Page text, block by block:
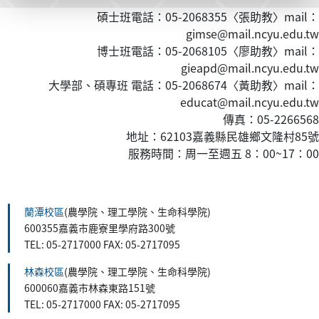
碩士班電話：05-2068355〈張助教〉mail：
gimse@mail.ncyu.edu.tw
博士班電話：05-2068105〈廖助教〉mail：
gieapd@mail.ncyu.edu.tw
大學部、碩專班 電話：05-2068674〈黃助教〉mail：
educat@mail.ncyu.edu.tw
傳真：05-2266568
地址：62103嘉義縣民雄鄉文隆村85號
服務時間：周一至週五 8：00~17：00
蘭潭校區(農學院、理工學院、生命科學院)
600355嘉義市鹿寮里學府路300號
TEL: 05-2717000 FAX: 05-2717095
林森校區(農學院、理工學院、生命科學院)
600060嘉義市林森東路151號
TEL: 05-2717000 FAX: 05-2717095